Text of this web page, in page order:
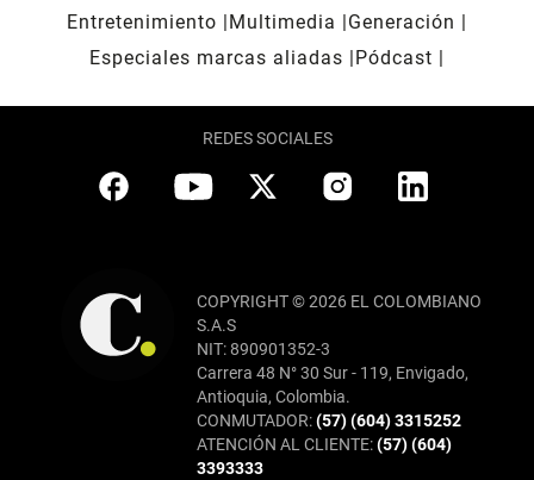
Entretenimiento
Multimedia
Generación
Especiales marcas aliadas
Pódcast
REDES SOCIALES
COPYRIGHT © 2026 EL COLOMBIANO
S.A.S
NIT: 890901352-3
Carrera 48 N° 30 Sur - 119, Envigado,
Antioquia, Colombia.
CONMUTADOR:(57) (604) 3315252
ATENCIÓN AL CLIENTE:(57) (604)
3393333